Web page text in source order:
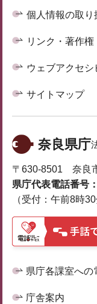
個人情報の取り
リンク・著作
ウェブアクセシ
サイトマップ
奈良県庁
〒630-8501 奈良
県庁代表電話番号：
（受付：午前8時
県庁各課室への
庁舎案内